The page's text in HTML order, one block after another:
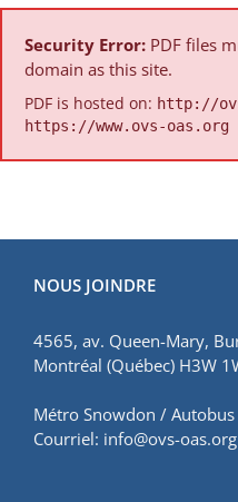
Security Error: PDF files
domain as this site.
PDF is hosted on: http://
https://www.ovs-oas.org
NOUS JOINDRE
4565, av. Queen-Mary,
Montréal (Québec) H3W
Métro Snowdon / Autobus
Courriel: info@ovs-oas.org